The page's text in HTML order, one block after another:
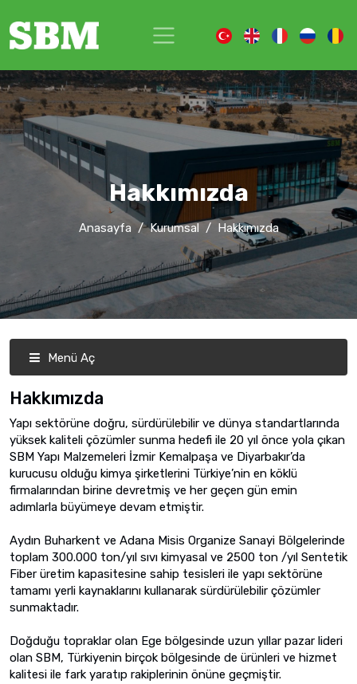
Hakkımızda
Anasayfa Kurumsal Hakkımızda
Menü Aç
Hakkımızda
Yapı sektörüne doğru, sürdürülebilir ve dünya standartlarında
yüksek kaliteli çözümler sunma hedefi ile 20 yıl önce yola çıkan
SBM Yapı Malzemeleri İzmir Kemalpaşa ve Diyarbakır’da
kurucusu olduğu kimya şirketlerini Türkiye’nin en köklü
firmalarından birine devretmiş ve her geçen gün emin
adımlarla büyümeye devam etmiştir.
Aydın Buharkent ve Adana Misis Organize Sanayi Bölgelerinde
toplam 300.000 ton/yıl sıvı kimyasal ve 2500 ton /yıl Sentetik
Fiber üretim kapasitesine sahip tesisleri ile yapı sektörüne
tamamı yerli kaynaklarını kullanarak sürdürülebilir çözümler
sunmaktadır.
Doğduğu topraklar olan Ege bölgesinde uzun yıllar pazar lideri
olan SBM, Türkiyenin birçok bölgesinde de ürünleri ve hizmet
kalitesi ile fark yaratıp rakiplerinin önüne geçmiştir.